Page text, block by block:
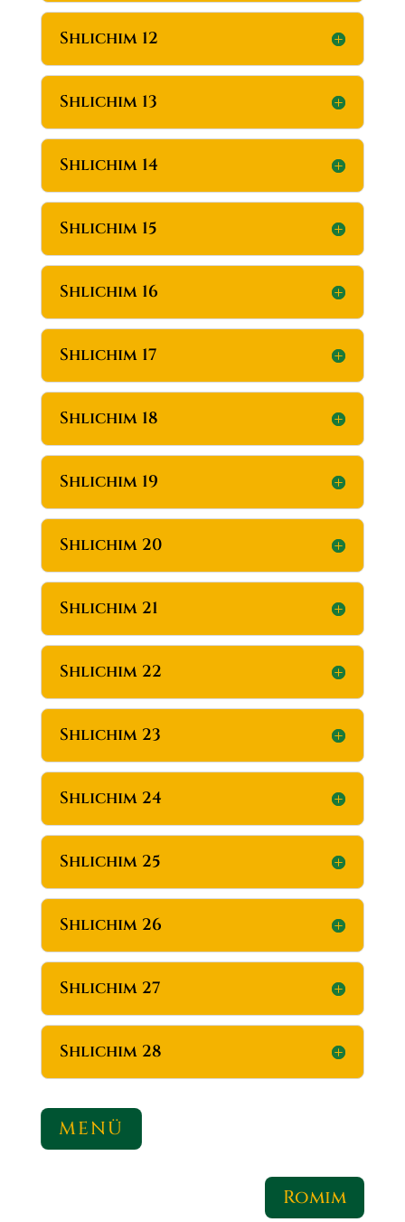
Shlichim 12
Shlichim 13
Shlichim 14
Shlichim 15
Shlichim 16
Shlichim 17
Shlichim 18
Shlichim 19
Shlichim 20
Shlichim 21
Shlichim 22
Shlichim 23
Shlichim 24
Shlichim 25
Shlichim 26
Shlichim 27
Shlichim 28
MENÜ
Romim